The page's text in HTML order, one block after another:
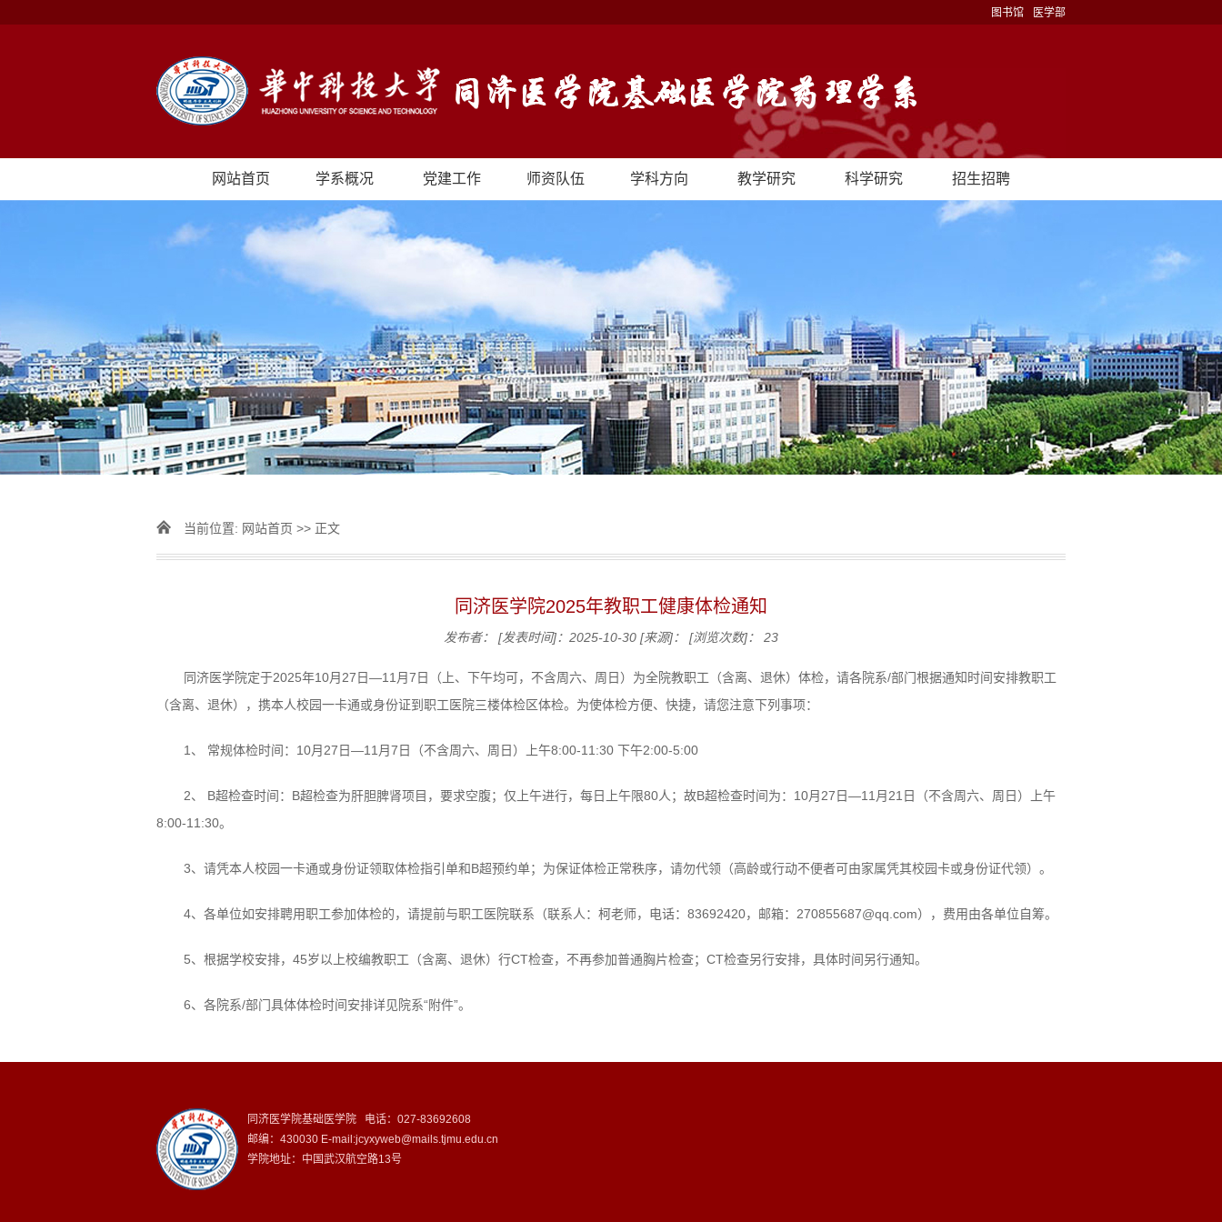
图书馆 医学部
网站首页 学系概况 党建工作 师资队伍 学科方向 教学研究 科学研究 招生招聘
当前位置: 网站首页 >> 正文
同济医学院2025年教职工健康体检通知
发布者： [发表时间]：2025-10-30 [来源]： [浏览次数]： 23
同济医学院定于2025年10月27日—11月7日（上、下午均可，不含周六、周日）为全院教职工（含离、退休）体检，请各院系/部门根据通知时间安排教职工
（含离、退休），携本人校园一卡通或身份证到职工医院三楼体检区体检。为使体检方便、快捷，请您注意下列事项：
1、 常规体检时间：10月27日—11月7日（不含周六、周日）上午8:00-11:30 下午2:00-5:00
2、 B超检查时间：B超检查为肝胆脾肾项目，要求空腹；仅上午进行，每日上午限80人；故B超检查时间为：10月27日—11月21日（不含周六、周日）上午
8:00-11:30。
3、请凭本人校园一卡通或身份证领取体检指引单和B超预约单；为保证体检正常秩序，请勿代领（高龄或行动不便者可由家属凭其校园卡或身份证代领）。
4、各单位如安排聘用职工参加体检的，请提前与职工医院联系（联系人：柯老师，电话：83692420，邮箱：270855687@qq.com），费用由各单位自筹。
5、根据学校安排，45岁以上校编教职工（含离、退休）行CT检查，不再参加普通胸片检查；CT检查另行安排，具体时间另行通知。
6、各院系/部门具体体检时间安排详见院系“附件”。
同济医学院基础医学院 电话：027-83692608
邮编：430030 E-mail:jcyxyweb@mails.tjmu.edu.cn
学院地址：中国武汉航空路13号